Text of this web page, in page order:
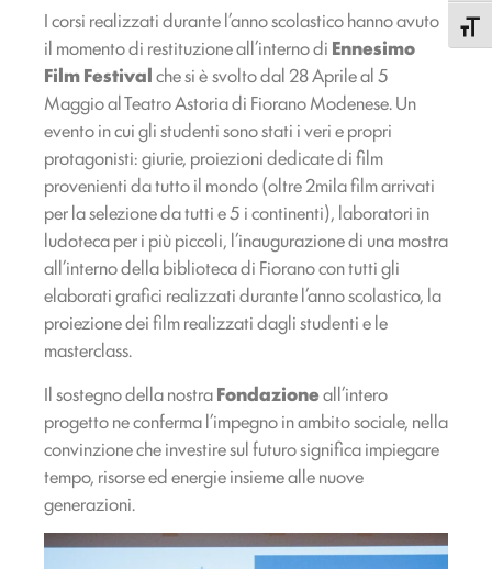
I corsi realizzati durante l’anno scolastico hanno avuto
il momento di restituzione all’interno di Ennesimo
Film Festivalche si è svolto dal 28 Aprile al 5
Maggio al Teatro Astoria di Fiorano Modenese. Un
evento in cui gli studenti sono stati i veri e propri
protagonisti: giurie, proiezioni dedicate di film
provenienti da tutto il mondo (oltre 2mila film arrivati
per la selezione da tutti e 5 i continenti), laboratori in
ludoteca per i più piccoli, l’inaugurazione di una mostra
all’interno della biblioteca di Fiorano con tutti gli
elaborati grafici realizzati durante l’anno scolastico, la
proiezione dei film realizzati dagli studenti e le
masterclass.
Il sostegno della nostraFondazioneall’intero
progetto ne conferma l’impegno in ambito sociale, nella
convinzione che investire sul futuro significa impiegare
tempo, risorse ed energie insieme alle nuove
generazioni.